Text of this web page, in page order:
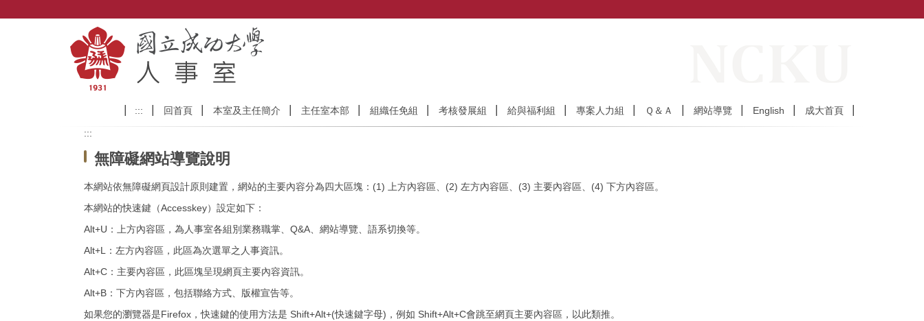
:::
回首頁 本室及主任簡介 主任室本部 組織任免組 考核發展組 給與福利組 專案人力組 Ｑ＆Ａ 網站導覽 English 成大首頁
:::
無障礙網站導覽說明
本網站依無障礙網頁設計原則建置，網站的主要內容分為四大區塊：(1) 上方內容區、(2) 左方內容區、(3) 主要內容區、(4) 下方內容區。
本網站的快速鍵（Accesskey）設定如下：
Alt+U：上方內容區，為人事室各組別業務職掌、Q&A、網站導覽、語系切換等。
Alt+L：左方內容區，此區為次選單之人事資訊。
Alt+C：主要內容區，此區塊呈現網頁主要內容資訊。
Alt+B：下方內容區，包括聯絡方式、版權宣告等。
如果您的瀏覽器是Firefox，快速鍵的使用方法是 Shift+Alt+(快速鍵字母)，例如 Shift+Alt+C會跳至網頁主要內容區，以此類推。